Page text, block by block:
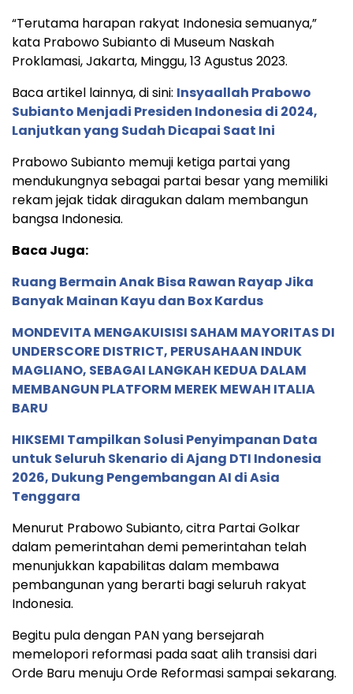
“Terutama harapan rakyat Indonesia semuanya,”
kata Prabowo Subianto di Museum Naskah
Proklamasi, Jakarta, Minggu, 13 Agustus 2023.
Baca artikel lainnya, di sini: Insyaallah Prabowo
Subianto Menjadi Presiden Indonesia di 2024,
Lanjutkan yang Sudah Dicapai Saat Ini
Prabowo Subianto memuji ketiga partai yang
mendukungnya sebagai partai besar yang memiliki
rekam jejak tidak diragukan dalam membangun
bangsa Indonesia.
Baca Juga:
Ruang Bermain Anak Bisa Rawan Rayap Jika
Banyak Mainan Kayu dan Box Kardus
MONDEVITA MENGAKUISISI SAHAM MAYORITAS DI
UNDERSCORE DISTRICT, PERUSAHAAN INDUK
MAGLIANO, SEBAGAI LANGKAH KEDUA DALAM
MEMBANGUN PLATFORM MEREK MEWAH ITALIA
BARU
HIKSEMI Tampilkan Solusi Penyimpanan Data
untuk Seluruh Skenario di Ajang DTI Indonesia
2026, Dukung Pengembangan AI di Asia
Tenggara
Menurut Prabowo Subianto, citra Partai Golkar
dalam pemerintahan demi pemerintahan telah
menunjukkan kapabilitas dalam membawa
pembangunan yang berarti bagi seluruh rakyat
Indonesia.
Begitu pula dengan PAN yang bersejarah
memelopori reformasi pada saat alih transisi dari
Orde Baru menuju Orde Reformasi sampai sekarang.